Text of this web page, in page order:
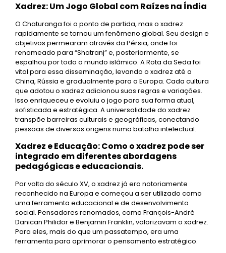
Xadrez: Um Jogo Global com Raízes na Índia
O Chaturanga foi o ponto de partida, mas o xadrez
rapidamente se tornou um fenômeno global. Seu design e
objetivos permearam através da Pérsia, onde foi
renomeado para “Shatranj” e, posteriormente, se
espalhou por todo o mundo islâmico. A Rota da Seda foi
vital para essa disseminação, levando o xadrez até a
China, Rússia e gradualmente para a Europa. Cada cultura
que adotou o xadrez adicionou suas regras e variações.
Isso enriqueceu e evoluiu o jogo para sua forma atual,
sofisticada e estratégica. A universalidade do xadrez
transpõe barreiras culturais e geográficas, conectando
pessoas de diversas origens numa batalha intelectual.
Xadrez e Educação: Como o xadrez pode ser
integrado em diferentes abordagens
pedagógicas e educacionais.
Por volta do século XV, o xadrez já era notoriamente
reconhecido na Europa e começou a ser utilizado como
uma ferramenta educacional e de desenvolvimento
social. Pensadores renomados, como François-André
Danican Philidor e Benjamin Franklin, valorizavam o xadrez.
Para eles, mais do que um passatempo, era uma
ferramenta para aprimorar o pensamento estratégico.